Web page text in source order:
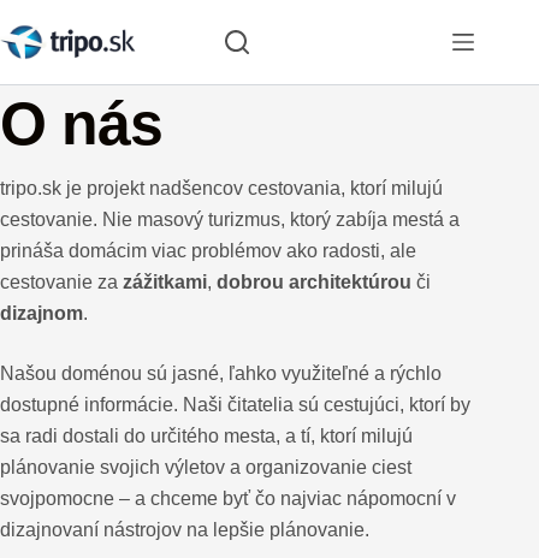
to
O nás
tripo.sk je projekt nadšencov cestovania, ktorí milujú
cestovanie. Nie masový turizmus, ktorý zabíja mestá a
prináša domácim viac problémov ako radosti, ale
cestovanie za zážitkami, dobrou architektúrou či
dizajnom.
Našou doménou sú jasné, ľahko využiteľné a rýchlo
dostupné informácie. Naši čitatelia sú cestujúci, ktorí by
sa radi dostali do určitého mesta, a tí, ktorí milujú
plánovanie svojich výletov a organizovanie ciest
svojpomocne – a chceme byť čo najviac nápomocní v
dizajnovaní nástrojov na lepšie plánovanie.